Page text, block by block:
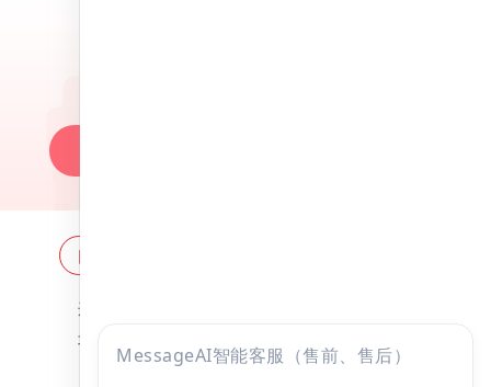
网站地图
违法和不良信息举报邮箱：zzjy-fw@yikao88.com
点击